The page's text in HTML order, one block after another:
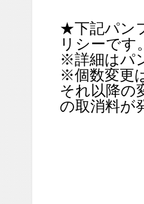
★下記パン
リシーです
※詳細はパ
※個数変更
それ以降の
の取消料が